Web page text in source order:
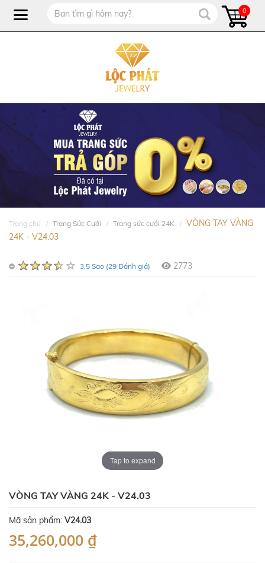
0
Trang chủ Trang Sức Cưới Trang sức cưới 24K
VÒNG TAY VÀNG
24K - V24.03
3,5 Sao (29 Đánh giá) 2773
Tap to expand
VÒNG TAY VÀNG 24K - V24.03
Mã sản phẩm: V24.03
35,260,000 ₫